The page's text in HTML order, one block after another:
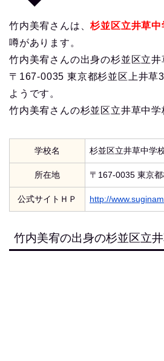
竹内美宥さんは、杉並区立井草中
噂があります。
竹内美宥さんの出身の杉並区立井
〒167-0035 東京都杉並区上井草
ようです。
竹内美宥さんの杉並区立井草中学
学校名 杉並区立井草中学
所在地 〒167-0035 東京
公式サイトＨＰ http://
竹内美宥の出身の杉並区立